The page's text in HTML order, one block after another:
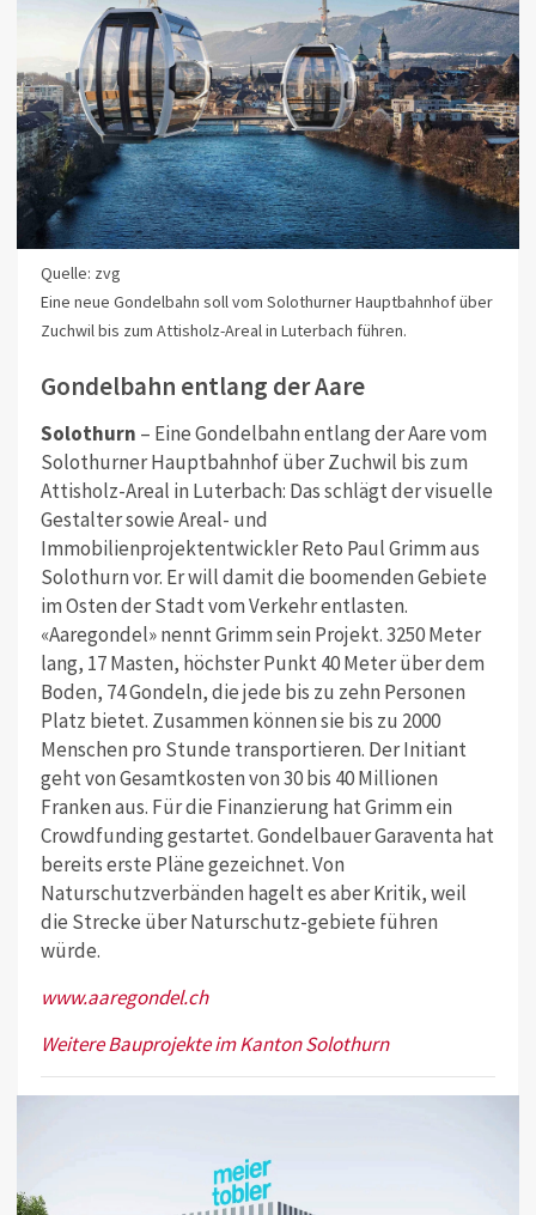
Quelle: zvg
Eine neue Gondelbahn soll vom Solothurner Hauptbahnhof über
Zuchwil bis zum Attisholz-Areal in Luterbach führen.
Gondelbahn entlang der Aare
Solothurn – Eine Gondelbahn entlang der Aare vom
Solothurner Hauptbahnhof über Zuchwil bis zum
Attisholz-Areal in Luterbach: Das schlägt der visuelle
Gestalter sowie Areal- und
Immobilienprojektentwickler Reto Paul Grimm aus
Solothurn vor. Er will damit die boomenden Gebiete
im Osten der Stadt vom Verkehr entlasten.
«Aaregondel» nennt Grimm sein Projekt. 3250 Meter
lang, 17 Masten, höchster Punkt 40 Meter über dem
Boden, 74 Gondeln, die jede bis zu zehn Personen
Platz bietet. Zusammen können sie bis zu 2000
Menschen pro Stunde transportieren. Der Initiant
geht von Gesamtkosten von 30 bis 40 Millionen
Franken aus. Für die Finanzierung hat Grimm ein
Crowdfunding gestartet. Gondelbauer Garaventa hat
bereits erste Pläne gezeichnet. Von
Naturschutzverbänden hagelt es aber Kritik, weil
die Strecke über Naturschutz-gebiete führen
würde.
www.aaregondel.ch
Weitere Bauprojekte im Kanton Solothurn